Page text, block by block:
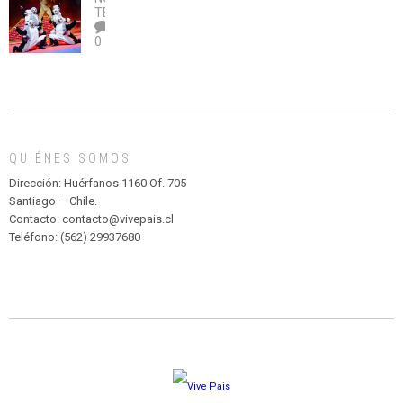
legalice
el
abuso”
DE
TEATRO
Y
MADAGASCAR
PARQUE
HURATDO
TEATRO
0
QUIÉNES SOMOS
Dirección: Huérfanos 1160 Of. 705
Santiago – Chile.
Contacto: contacto@vivepais.cl
Teléfono: (562) 29937680